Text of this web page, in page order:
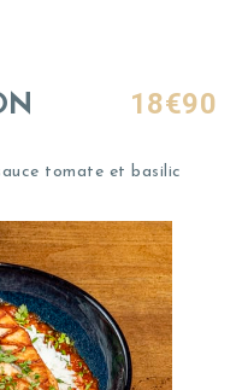
18€90
tomate et basilic